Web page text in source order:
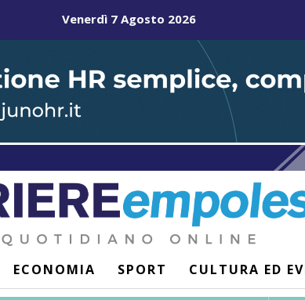
Venerdì 7 Agosto 2026
ECONOMIA SPORT CULTURA ED